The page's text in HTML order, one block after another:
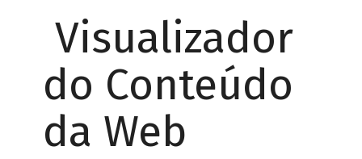
Visualizador
do Conteúdo
da Web